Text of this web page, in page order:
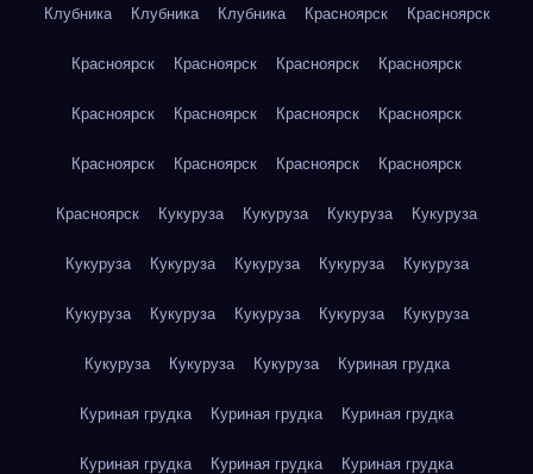
Клубника Клубника Клубника Красноярск Красноярск
Красноярск Красноярск Красноярск Красноярск
Красноярск Красноярск Красноярск Красноярск
Красноярск Красноярск Красноярск Красноярск
Красноярск Кукуруза Кукуруза Кукуруза Кукуруза
Кукуруза Кукуруза Кукуруза Кукуруза Кукуруза
Кукуруза Кукуруза Кукуруза Кукуруза Кукуруза
Кукуруза Кукуруза Кукуруза Куриная грудка
Куриная грудка Куриная грудка Куриная грудка
Куриная грудка Куриная грудка Куриная грудка